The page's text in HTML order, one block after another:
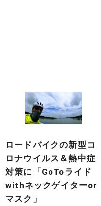
ロードバイクの新型コ
ロナウイルス＆熱中症
対策に「GoToライド
withネックゲイターor
マスク」